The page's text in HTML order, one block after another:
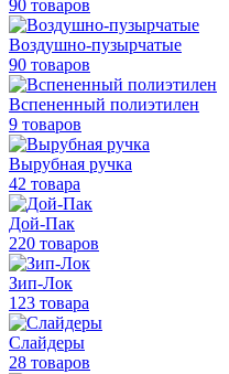
90 товаров
Воздушно-пузырчатые
90 товаров
Вспененный полиэтилен
9 товаров
Вырубная ручка
42 товара
Дой-Пак
220 товаров
Зип-Лок
123 товара
Слайдеры
28 товаров